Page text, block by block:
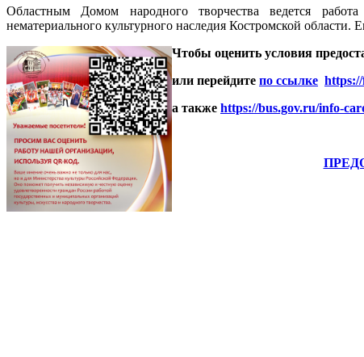
Областным Домом народного творчества ведется
нематериального культурного наследия Костромской области.
Чтобы оценить условия
или перейдите по ссылке
а также https://bus.gov.ru/info-